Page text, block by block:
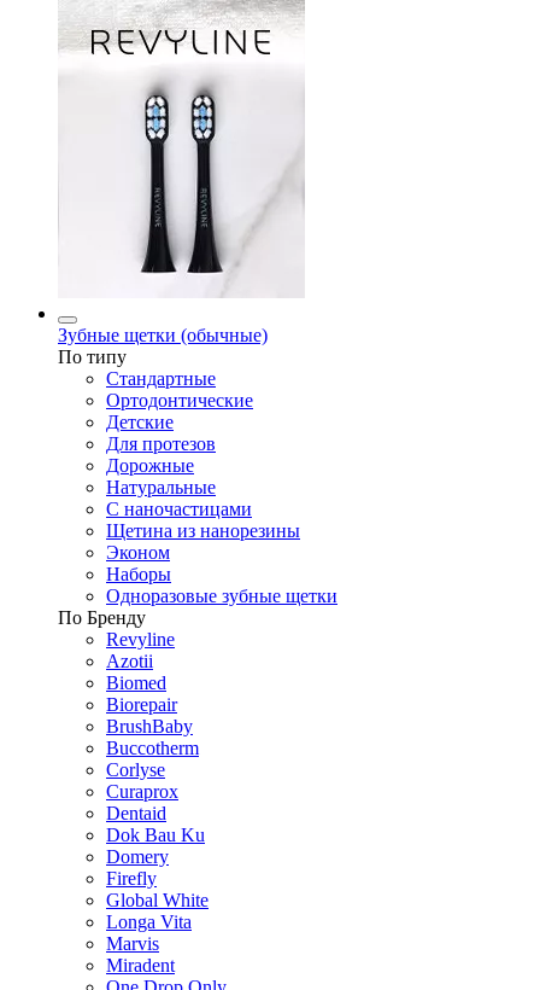
Зубные щетки (обычные)
По типу
Стандартные
Ортодонтические
Детские
Для протезов
Дорожные
Натуральные
С наночастицами
Щетина из нанорезины
Эконом
Наборы
Одноразовые зубные щетки
По Бренду
Revyline
Azotii
Biomed
Biorepair
BrushBaby
Buccotherm
Corlyse
Curaprox
Dentaid
Dok Bau Ku
Domery
Firefly
Global White
Longa Vita
Marvis
Miradent